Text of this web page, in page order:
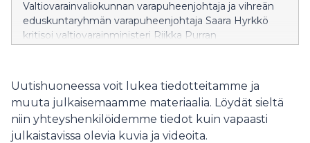
kokonaisen tutkinnon suorittamisen maksullisena
avoimessa korkeakoulussa.
Valtiovarainvaliokunnan varapuheenjohtaja ja vihreän
eduskuntaryhmän varapuheenjohtaja Saara Hyrkkö
kritisoi valtiovarainministeri Riikka Purran
ympäristökriisien liekkeihin.
Uutishuoneessa voit lukea tiedotteitamme ja
muuta julkaisemaamme materiaalia. Löydät sieltä
niin yhteyshenkilöidemme tiedot kuin vapaasti
julkaistavissa olevia kuvia ja videoita.